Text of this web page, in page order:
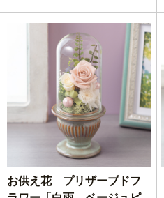
お供え花 プリザーブドフ